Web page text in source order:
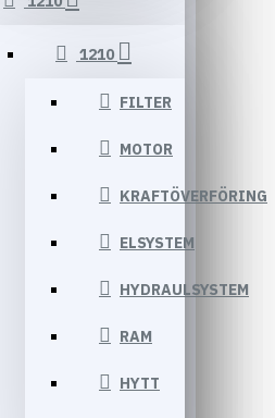
1210
FILTER
MOTOR
KRAFTÖVERFÖRING
ELSYSTEM
HYDRAULSYSTEM
RAM
HYTT